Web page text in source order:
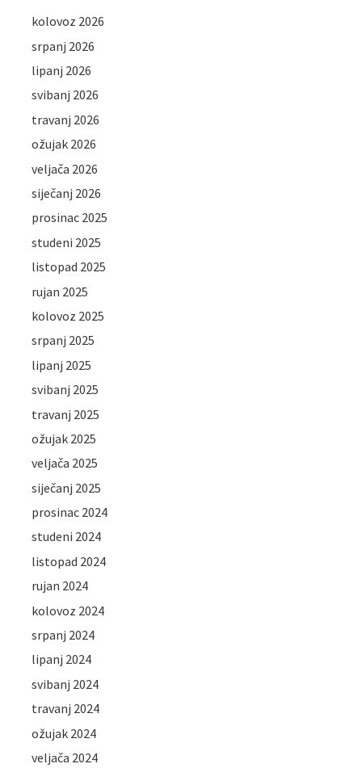
kolovoz 2026
srpanj 2026
lipanj 2026
svibanj 2026
travanj 2026
ožujak 2026
veljača 2026
siječanj 2026
prosinac 2025
studeni 2025
listopad 2025
rujan 2025
kolovoz 2025
srpanj 2025
lipanj 2025
svibanj 2025
travanj 2025
ožujak 2025
veljača 2025
siječanj 2025
prosinac 2024
studeni 2024
listopad 2024
rujan 2024
kolovoz 2024
srpanj 2024
lipanj 2024
svibanj 2024
travanj 2024
ožujak 2024
veljača 2024